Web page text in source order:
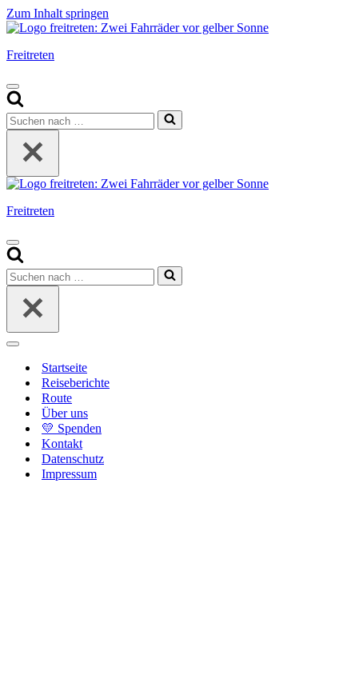
Zum Inhalt springen
Freitreten
Navigationsmenü
Suchen
nach …
Freitreten
Navigationsmenü
Suchen
nach …
Navigationsmenü
Startseite
Reiseberichte
Route
Über uns
💛 Spenden
Kontakt
Datenschutz
Impressum